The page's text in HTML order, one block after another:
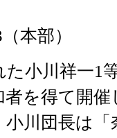
本部）
た小川祥一1
を得て開
川団長は